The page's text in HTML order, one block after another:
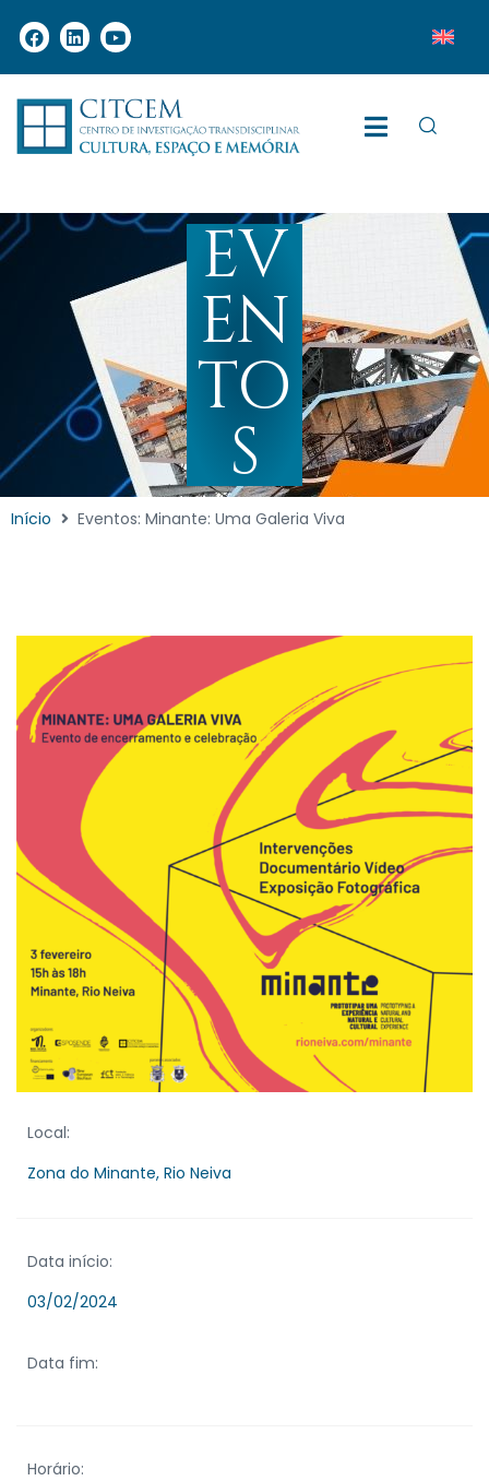
EV
EN
TO
S
Início Eventos: Minante: Uma Galeria Viva
Local:
Zona do Minante, Rio Neiva
Data início:
03/02/2024
Data fim:
Horário: